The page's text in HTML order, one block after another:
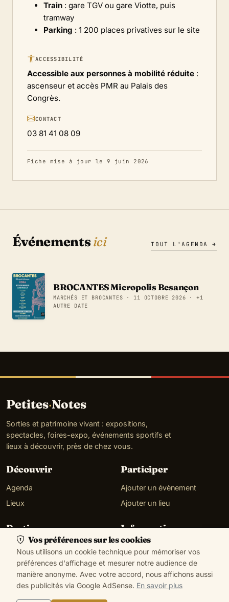
Train : gare TGV ou gare Viotte, puis
tramway
Parking : 1 200 places privatives sur le site
ACCESSIBILITÉ
Accessible aux personnes à mobilité réduite :
ascenseur et accès PMR au Palais des
Congrès.
CONTACT
03 81 41 08 09
Fiche mise à jour le 9 juin 2026
Événementsici TOUT L'AGENDA →
BROCANTES Micropolis Besançon
MARCHÉS ET BROCANTES · 11 OCTOBRE 2026 · +1
AUTRE DATE
Petites·Notes
Sorties et patrimoine vivant : expositions,
spectacles, foires-expo, événements sportifs et
lieux à découvrir, près de chez vous.
Découvrir
Agenda
Lieux
Participer
Ajouter un évènement
Ajouter un lieu
Pratique
Ma localisation
Gérer mes cookies
Informations
Contact
Vos préférences sur les cookies
Nous utilisons un cookie technique pour mémoriser vos
préférences d'affichage et mesurer notre audience de
manière anonyme. Avec votre accord, nous affichons aussi
des publicités via Google AdSense. En savoir plus